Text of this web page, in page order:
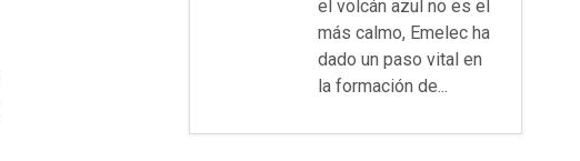
el volcán azul no es el
más calmo, Emelec ha
dado un paso vital en
la formación de...